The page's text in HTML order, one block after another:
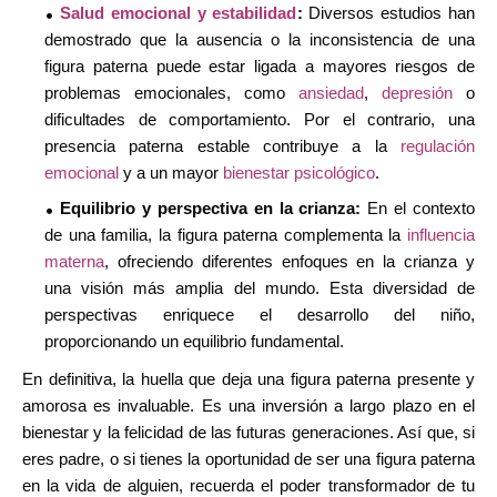
Salud emocional y estabilidad: Diversos estudios han
demostrado que la ausencia o la inconsistencia de una
figura paterna puede estar ligada a mayores riesgos de
problemas emocionales, como ansiedad, depresión o
dificultades de comportamiento. Por el contrario, una
presencia paterna estable contribuye a la regulación
emocional y a un mayor bienestar psicológico.
Equilibrio y perspectiva en la crianza: En el contexto
de una familia, la figura paterna complementa la influencia
materna, ofreciendo diferentes enfoques en la crianza y
una visión más amplia del mundo. Esta diversidad de
perspectivas enriquece el desarrollo del niño,
proporcionando un equilibrio fundamental.
En definitiva, la huella que deja una figura paterna presente y
amorosa es invaluable. Es una inversión a largo plazo en el
bienestar y la felicidad de las futuras generaciones. Así que, si
eres padre, o si tienes la oportunidad de ser una figura paterna
en la vida de alguien, recuerda el poder transformador de tu